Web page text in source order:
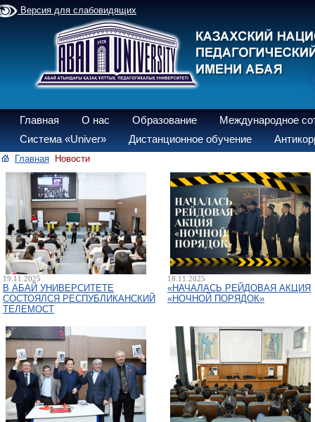
Версия для слабовидящих
Главная О нас Образование
Международное
Система «Univer»
Дистанционное обучение
Главная Новости
19.11.2025
В АБАЙ УНИВЕРСИТЕТЕ
СОСТОЯЛСЯ РЕСПУБЛИКАНСКИЙ
ТЕЛЕМОСТ
18.11.2025
«НАЧАЛАСЬ РЕЙДОВАЯ АКЦИЯ
«НОЧНОЙ ПОРЯДОК»